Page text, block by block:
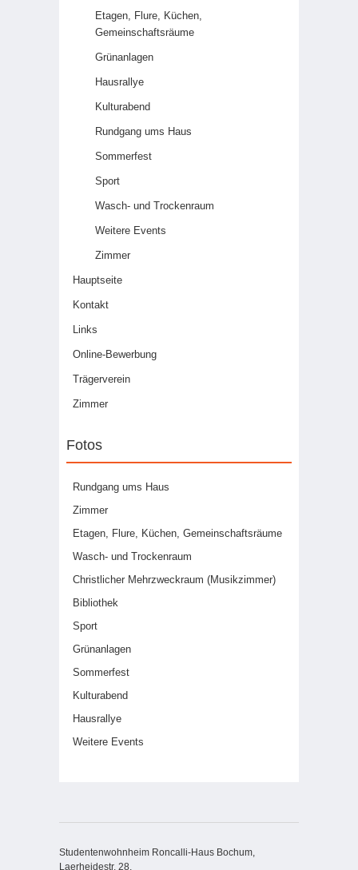
Etagen, Flure, Küchen,
Gemeinschaftsräume
Grünanlagen
Hausrallye
Kulturabend
Rundgang ums Haus
Sommerfest
Sport
Wasch- und Trockenraum
Weitere Events
Zimmer
Hauptseite
Kontakt
Links
Online-Bewerbung
Trägerverein
Zimmer
Fotos
Rundgang ums Haus
Zimmer
Etagen, Flure, Küchen, Gemeinschaftsräume
Wasch- und Trockenraum
Christlicher Mehrzweckraum (Musikzimmer)
Bibliothek
Sport
Grünanlagen
Sommerfest
Kulturabend
Hausrallye
Weitere Events
Studentenwohnheim Roncalli-Haus Bochum,
Laerheidestr. 28,